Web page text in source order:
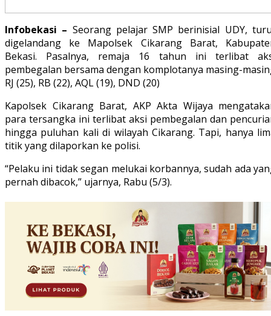
Infobekasi – Seorang pelajar SMP berinisial UDY,
digelandang ke Mapolsek Cikarang Barat,
Bekasi. Pasalnya, remaja 16 tahun ini terlibat
pembegalan bersama dengan komplotanya masing-
RJ (25), RB (22), AQL (19), DND (20)
Kapolsek Cikarang Barat, AKP Akta Wijaya
para tersangka ini terlibat aksi pembegalan dan
hingga puluhan kali di wilayah Cikarang. Tapi, hanya
titik yang dilaporkan ke polisi.
“Pelaku ini tidak segan melukai korbannya, sudah ada
pernah dibacok,” ujarnya, Rabu (5/3).